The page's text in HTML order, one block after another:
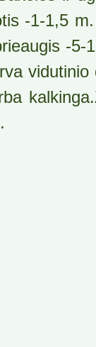
-1-1,5
-